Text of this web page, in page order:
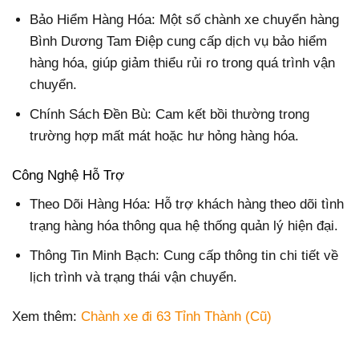
Bảo Hiểm Hàng Hóa: Một số chành xe chuyển hàng
Bình Dương Tam Điệp cung cấp dịch vụ bảo hiểm
hàng hóa, giúp giảm thiểu rủi ro trong quá trình vận
chuyển.
Chính Sách Đền Bù:Cam kết bồi thường trong
trường hợp mất mát hoặc hư hỏng hàng hóa.
Công Nghệ Hỗ Trợ
Theo Dõi Hàng Hóa: Hỗ trợ khách hàng theo dõi tình
trạng hàng hóa thông qua hệ thống quản lý hiện đại.
Thông Tin Minh Bạch:Cung cấp thông tin chi tiết về
lịch trình và trạng thái vận chuyển.
Xem thêm: Chành xe đi 63 Tỉnh Thành (Cũ)